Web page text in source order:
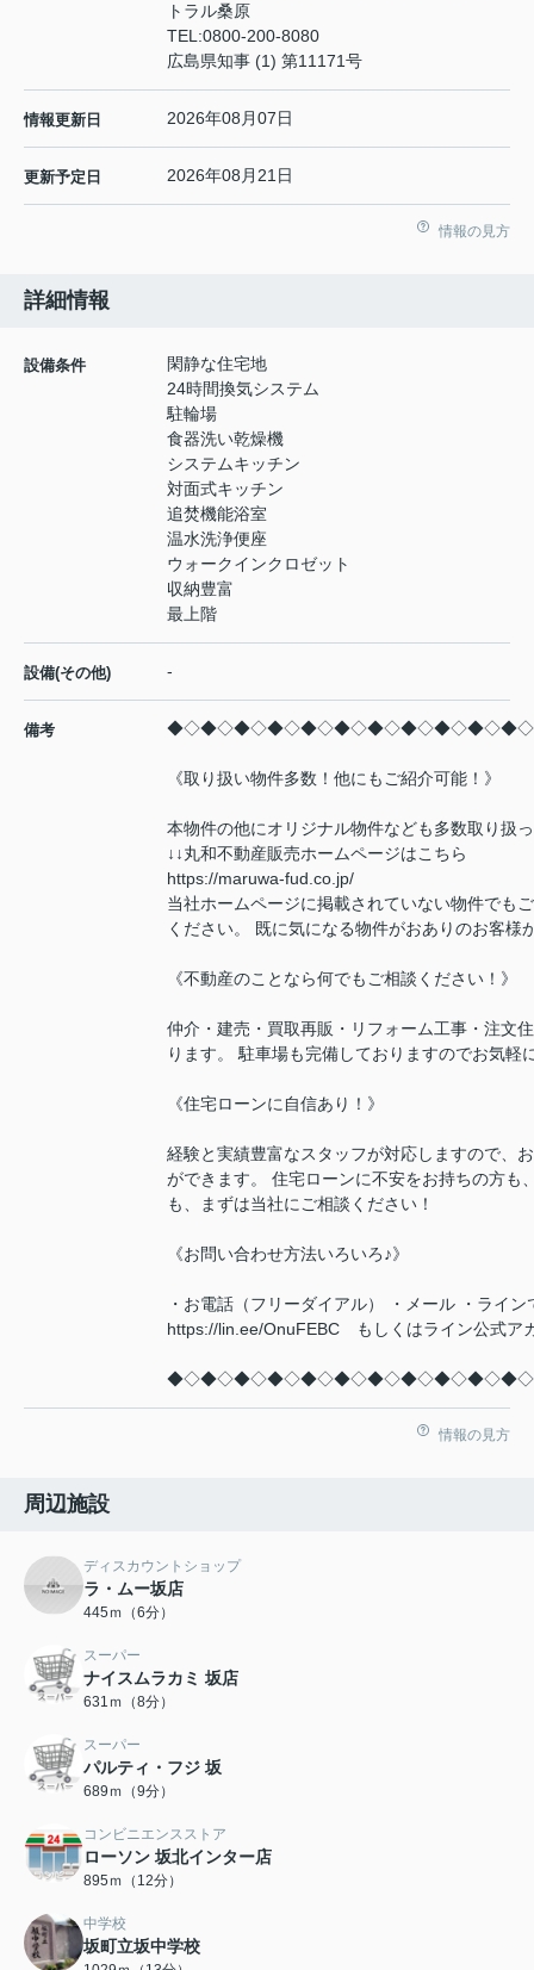
トラル桑原
TEL:0800-200-8080
広島県知事 (1) 第11171号
情報更新日 2026年08月07日
更新予定日 2026年08月21日
情報の見方
詳細情報
設備条件
閑静な住宅地
24時間換気システム
駐輪場
食器洗い乾燥機
システムキッチン
対面式キッチン
追焚機能浴室
温水洗浄便座
ウォークインクロゼット
収納豊富
最上階
設備(その他) -
備考
《取り扱い物件多数！他にもご紹介可能！》
本物件の他にオリジナル物件なども多数取り扱
↓↓丸和不動産販売ホームページはこちら
https://maruwa-fud.co.jp/
当社ホームページに掲載されていない物件でも
ください。 既に気になる物件がおありのお客様
《不動産のことなら何でもご相談ください！》
仲介・建売・買取再販・リフォーム工事・注文
ります。 駐車場も完備しておりますのでお気軽
《住宅ローンに自信あり！》
経験と実績豊富なスタッフが対応しますので、
ができます。 住宅ローンに不安をお持ちの方も
も、まずは当社にご相談ください！
《お問い合わせ方法いろいろ♪》
・お電話（フリーダイアル） ・メール ・ライ
https://lin.ee/OnuFEBC もしくはライン公式ア
情報の見方
周辺施設
ディスカウントショップ
ラ・ムー坂店
445ｍ（6分）
スーパー
ナイスムラカミ 坂店
631ｍ（8分）
スーパー
パルティ・フジ 坂
689ｍ（9分）
コンビニエンスストア
ローソン 坂北インター店
895ｍ（12分）
中学校
坂町立坂中学校